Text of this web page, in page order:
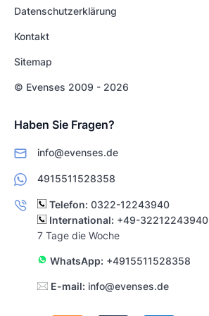
Datenschutzerklärung
Kontakt
Sitemap
© Evenses 2009 - 2026
Haben Sie Fragen?
info@evenses.de
4915511528358
Telefon: 0322-12243940
International: +49-32212243940
7 Tage die Woche
WhatsApp: +4915511528358
E-mail: info@evenses.de